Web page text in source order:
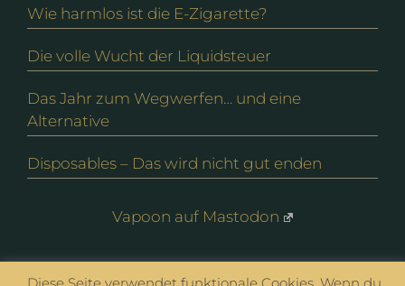
Wie harmlos ist die E-Zigarette?
Die volle Wucht der Liquidsteuer
Das Jahr zum Wegwerfen… und eine
Alternative
Disposables – Das wird nicht gut enden
Vapoon auf Mastodon